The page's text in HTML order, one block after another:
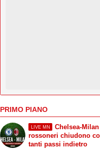
PRIMO PIANO
LIVE MN
Chelsea-Milan
rossoneri chiudono
tanti passi indietro